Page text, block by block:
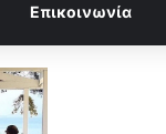
Επικοινωνία